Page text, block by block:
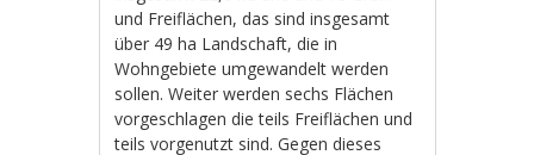
und Freiflächen, das sind insgesamt
über 49 ha Landschaft, die in
Wohngebiete umgewandelt werden
sollen. Weiter werden sechs Flächen
vorgeschlagen die teils Freiflächen und
teils vorgenutzt sind. Gegen dieses